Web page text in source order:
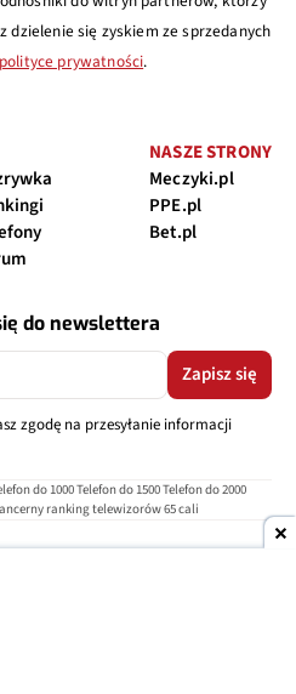
dzielenie się zyskiem ze sprzedanych
polityce prywatności.
NASZE STRONY
Meczyki.pl
PPE.pl
Bet.pl
do newslettera
Zapisz się
zgodę na przesyłanie informacji
do 1000Telefon do 1500Telefon do 2000
ranking telewizorów 65 cali